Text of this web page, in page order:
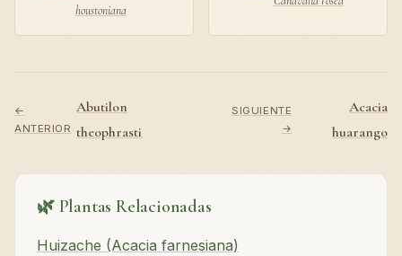
houstoniana
←
ANTERIOR
Abutilon
theophrasti
SIGUIENTE
→
Acacia
huarango
🌿 Plantas Relacionadas
Huizache (Acacia farnesiana)